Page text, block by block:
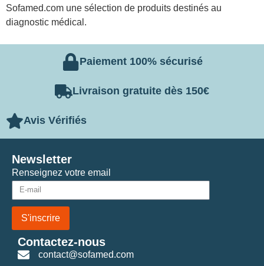
Sofamed.com une sélection de produits destinés au
diagnostic médical.
Paiement 100% sécurisé
Livraison gratuite dès 150€
Avis Vérifiés
Renseignez votre email
S'inscrire
Newsletter
Contactez-nous
contact@sofamed.com